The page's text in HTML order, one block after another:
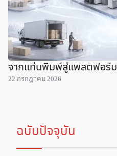
จากแท่นพิมพ์สู่แพลตฟอร์ม
22 กรกฎาคม 2026
ฉบับปัจจุบัน